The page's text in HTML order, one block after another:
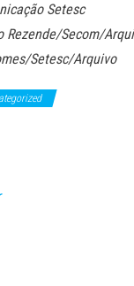
Setesc
Rezende/Secom/
Setesc/Arquivo